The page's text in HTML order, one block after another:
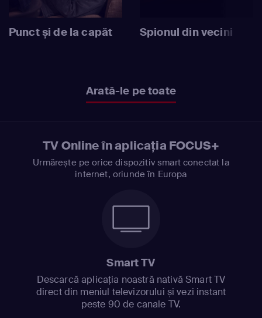
Punct și de la capăt Spionul din vecini
Arată-le pe toate
TV Online în aplicația FOCUS+
Urmărește pe orice dispozitiv smart conectat la
internet, oriunde în Europa
Smart TV
Descarcă aplicația noastră nativă Smart TV
direct din meniul televizorului și vezi instant
peste 90 de canale TV.